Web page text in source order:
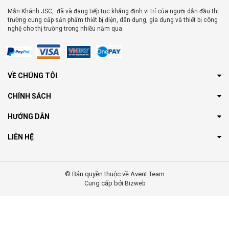
Mẫn Khánh JSC,. đã và đang tiếp tục khẳng định vị trí của người dẫn đầu thị
trường cung cấp sản phẩm thiết bị điện, dân dụng, gia dụng và thiết bị công
nghệ cho thị trường trong nhiều năm qua.
VỀ CHÚNG TÔI
CHÍNH SÁCH
HƯỚNG DẪN
LIÊN HỆ
© Bản quyền thuộc về Avent Team
Cung cấp bởi Bizweb